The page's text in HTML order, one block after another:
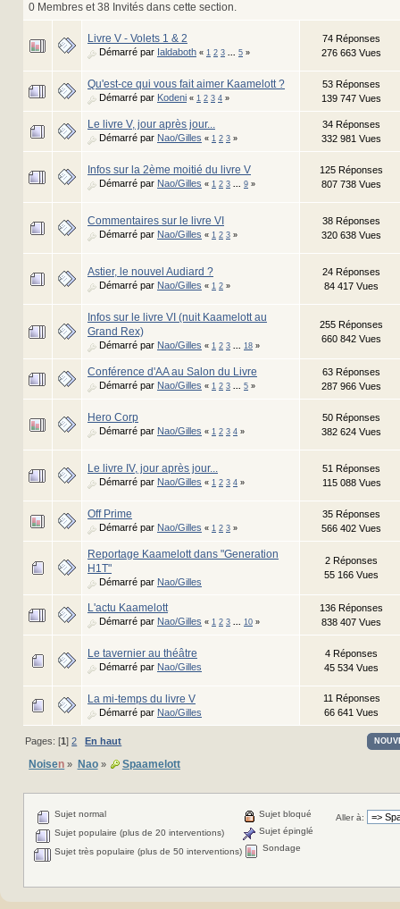
0 Membres et 38 Invités dans cette section.
Livre V - Volets 1 & 2
Démarré par Ialdaboth « 1 2 3 ... 5 »
74 Réponses
276 663 Vues
Qu'est-ce qui vous fait aimer Kaamelott ?
Démarré par Kodeni « 1 2 3 4 »
53 Réponses
139 747 Vues
Le livre V, jour après jour...
Démarré par Nao/Gilles « 1 2 3 »
34 Réponses
332 981 Vues
Infos sur la 2ème moitié du livre V
Démarré par Nao/Gilles « 1 2 3 ... 9 »
125 Réponses
807 738 Vues
Commentaires sur le livre VI
Démarré par Nao/Gilles « 1 2 3 »
38 Réponses
320 638 Vues
Astier, le nouvel Audiard ?
Démarré par Nao/Gilles « 1 2 »
24 Réponses
84 417 Vues
Infos sur le livre VI (nuit Kaamelott au
Grand Rex)
Démarré par Nao/Gilles « 1 2 3 ... 18 »
255 Réponses
660 842 Vues
Conférence d'AA au Salon du Livre
Démarré par Nao/Gilles « 1 2 3 ... 5 »
63 Réponses
287 966 Vues
Hero Corp
Démarré par Nao/Gilles « 1 2 3 4 »
50 Réponses
382 624 Vues
Le livre IV, jour après jour...
Démarré par Nao/Gilles « 1 2 3 4 »
51 Réponses
115 088 Vues
Off Prime
Démarré par Nao/Gilles « 1 2 3 »
35 Réponses
566 402 Vues
Reportage Kaamelott dans "Generation
H1T"
Démarré par Nao/Gilles
2 Réponses
55 166 Vues
L'actu Kaamelott
Démarré par Nao/Gilles « 1 2 3 ... 10 »
136 Réponses
838 407 Vues
Le tavernier au théâtre
Démarré par Nao/Gilles
4 Réponses
45 534 Vues
La mi-temps du livre V
Démarré par Nao/Gilles
11 Réponses
66 641 Vues
Pages: [1]2 En haut
Noisen » Nao» Spaamelott
Aller à:
Sujet normal
Sujet populaire (plus de 20 interventions)
Sujet très populaire (plus de 50 interventions)
Sujet bloqué
Sujet épinglé
Sondage